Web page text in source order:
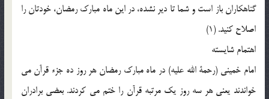
گناهکاران باز است و شما تا دیر نشده، در این ماه مبارک رمضان، خودتان را
اصلاح کنید. (1)
اهتمام شایسته
امام خمینی (رحمة الله علیه) در ماه مبارک رمضان هر روز ده جزء قرآن می
خواندند یعنی هر سه روز یک مرتبه قرآن را ختم می کردند. بعضی برادران